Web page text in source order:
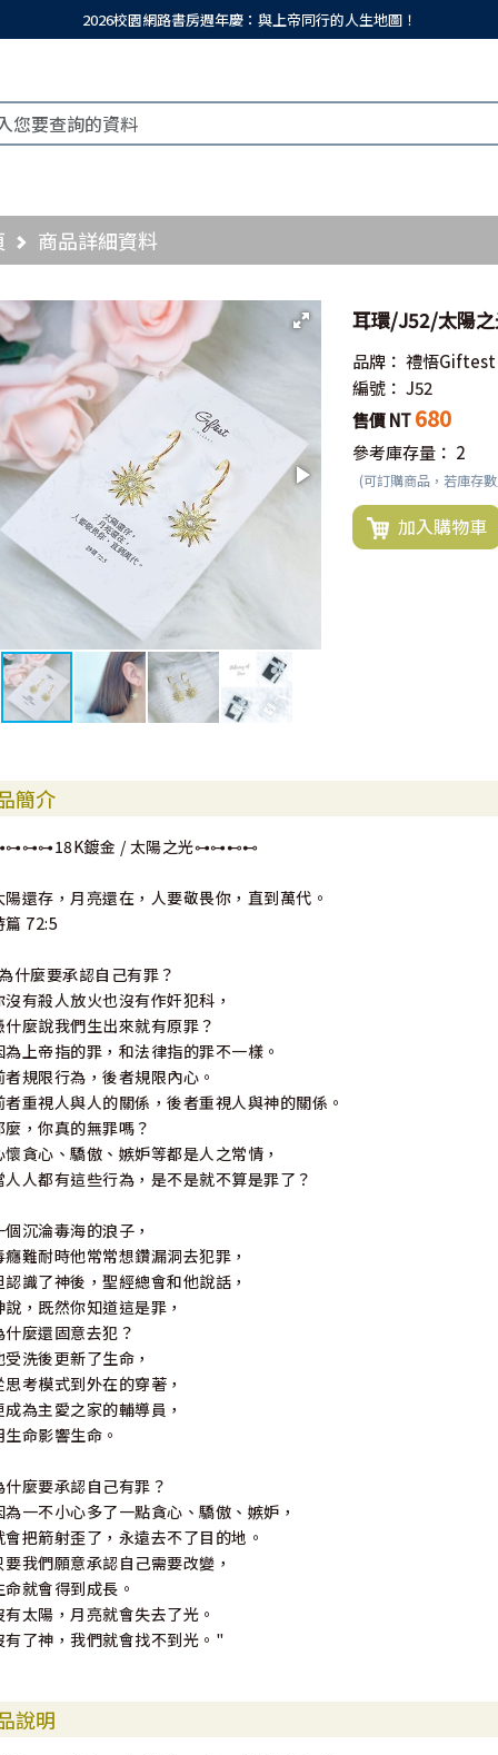
2026校園網路書房週年慶：與上帝同行的人生地圖！
商品詳細資料
耳環/J52/太陽
品牌：禮悟Giftest
編號：J52
售價 NT680
參考庫存量： 2
(可訂購商品，若庫存
加入購物車
簡介
鍍金 / 太陽之光⊶⊶⊷⊷
陽還存，月亮還在，人要敬畏你，直到萬代。
篇 72:5
什麼要承認自己有罪？
沒有殺人放火也沒有作奸犯科，
什麼說我們生出來就有原罪？
為上帝指的罪，和法律指的罪不一樣。
者規限行為，後者規限內心。
者重視人與人的關係，後者重視人與神的關係。
麼，你真的無罪嗎？
懷貪心、驕傲、嫉妒等都是人之常情，
人人都有這些行為，是不是就不算是罪了？
個沉淪毒海的浪子，
癮難耐時他常常想鑽漏洞去犯罪，
認識了神後，聖經總會和他說話，
說，既然你知道這是罪，
什麼還固意去犯？
受洗後更新了生命，
思考模式到外在的穿著，
成為主愛之家的輔導員，
生命影響生命。
什麼要承認自己有罪？
為一不小心多了一點貪心、驕傲、嫉妒，
會把箭射歪了，永遠去不了目的地。
要我們願意承認自己需要改變，
命就會得到成長。
有太陽，月亮就會失去了光。
有了神，我們就會找不到光。"
說明